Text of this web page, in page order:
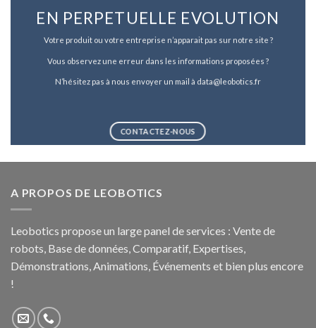
EN PERPETUELLE EVOLUTION
Votre produit ou votre entreprise n’apparait pas sur notre site ?
Vous observez une erreur dans les informations proposées ?
N’hésitez pas à nous envoyer un mail à data@leobotics.fr
CONTACTEZ-NOUS
A PROPOS DE LEOBOTICS
Leobotics propose un large panel de services : Vente de
robots, Base de données, Comparatif, Expertises,
Démonstrations, Animations, Événements et bien plus encore
!